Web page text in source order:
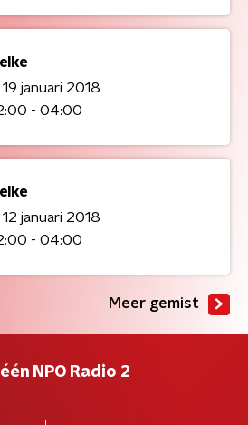
januari 2018
- 04:00
januari 2018
- 04:00
Meer gemist
NPO Radio 2